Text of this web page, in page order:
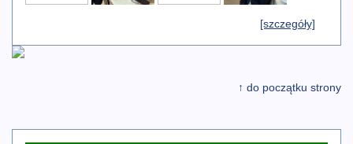
[szczegóły]
↑ do początku strony